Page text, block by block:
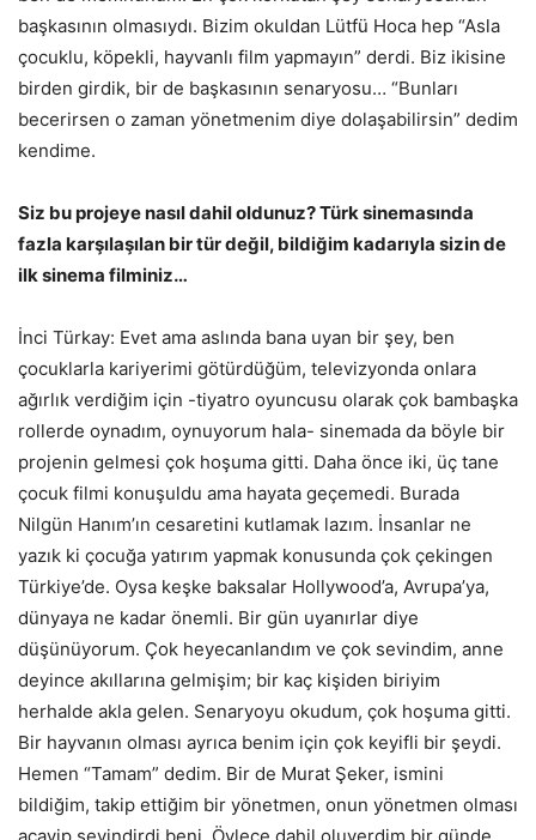
başkasının olmasıydı. Bizim okuldan Lütfü Hoca hep “Asla
çocuklu, köpekli, hayvanlı film yapmayın” derdi. Biz ikisine
birden girdik, bir de başkasının senaryosu… “Bunları
becerirsen o zaman yönetmenim diye dolaşabilirsin” dedim
kendime.
Siz bu projeye nasıl dahil oldunuz? Türk sinemasında
fazla karşılaşılan bir tür değil, bildiğim kadarıyla sizin de
ilk sinema filminiz…
İnci Türkay: Evet ama aslında bana uyan bir şey, ben
çocuklarla kariyerimi götürdüğüm, televizyonda onlara
ağırlık verdiğim için -tiyatro oyuncusu olarak çok bambaşka
rollerde oynadım, oynuyorum hala- sinemada da böyle bir
projenin gelmesi çok hoşuma gitti. Daha önce iki, üç tane
çocuk filmi konuşuldu ama hayata geçemedi. Burada
Nilgün Hanım’ın cesaretini kutlamak lazım. İnsanlar ne
yazık ki çocuğa yatırım yapmak konusunda çok çekingen
Türkiye’de. Oysa keşke baksalar Hollywood’a, Avrupa’ya,
dünyaya ne kadar önemli. Bir gün uyanırlar diye
düşünüyorum. Çok heyecanlandım ve çok sevindim, anne
deyince akıllarına gelmişim; bir kaç kişiden biriyim
herhalde akla gelen. Senaryoyu okudum, çok hoşuma gitti.
Bir hayvanın olması ayrıca benim için çok keyifli bir şeydi.
Hemen “Tamam” dedim. Bir de Murat Şeker, ismini
bildiğim, takip ettiğim bir yönetmen, onun yönetmen olması
acayip sevindirdi beni. Öylece dahil oluverdim bir günde.